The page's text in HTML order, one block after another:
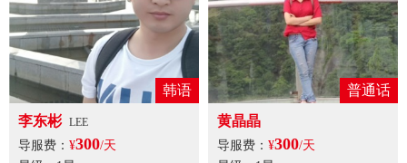
韩语
李东彬 LEE
导服费： ¥300/天
普通话
黄晶晶
导服费： ¥300/天